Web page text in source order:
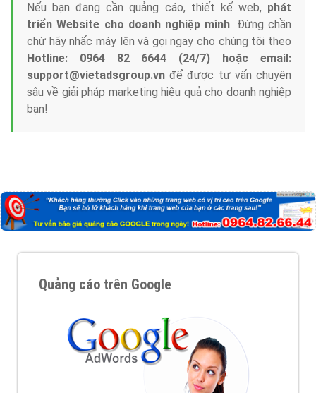
Nếu bạn đang cần quảng cáo, thiết kế web, phát
triển Website cho doanh nghiệp mình. Đừng chần
chừ hãy nhấc máy lên và gọi ngay cho chúng tôi theo
Hotline: 0964 82 6644 (24/7) hoặc email:
support@vietadsgroup.vn để được tư vấn chuyên
sâu về giải pháp marketing hiệu quả cho doanh nghiệp
bạn!
Quảng cáo trên Google